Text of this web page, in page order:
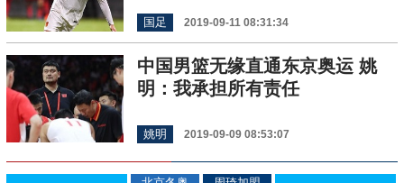
国足 2019-09-11 08:31:34
中国男篮无缘直通东京奥运 姚
明：我承担所有责任
姚明 2019-09-09 08:53:07